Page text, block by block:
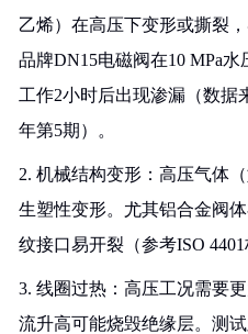
乙烯）在高压下变形或撕裂
品牌DN15电磁阀在10 MPa
工作2小时后出现渗漏（数据
年第5期）。
2. 机械结构变形：高压气体
生塑性变形。尤其铝合金阀
纹接口易开裂（参考ISO 4401
3. 线圈过热：高压工况需要
流升高可能烧毁绝缘层。测